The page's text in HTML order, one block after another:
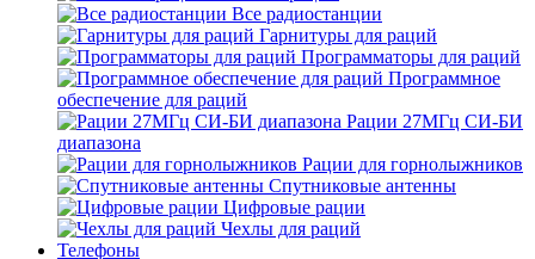
Все радиостанции
Гарнитуры для раций
Программаторы для раций
Программное
обеспечение для раций
Рации 27МГц СИ-БИ
диапазона
Рации для горнолыжников
Спутниковые антенны
Цифровые рации
Чехлы для раций
Телефоны